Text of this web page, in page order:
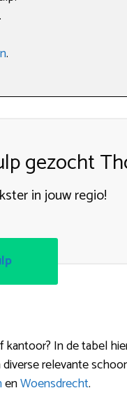
.
gezocht
in jouw regio!
In de tabel
relevante
enWoensdrecht.